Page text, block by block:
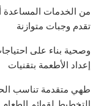
من الخدمات المساعدة
تقدم وجبات متوازنة
وصحية بناء على
إعداد الأطعمة بتقنيات
طهي متقدمة تناسب
التخطيط لقوائم الطعام